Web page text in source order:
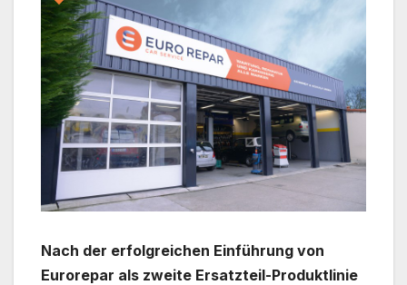
Nach der erfolgreichen Einführung von
Eurorepar als zweite Ersatzteil-Produktlinie